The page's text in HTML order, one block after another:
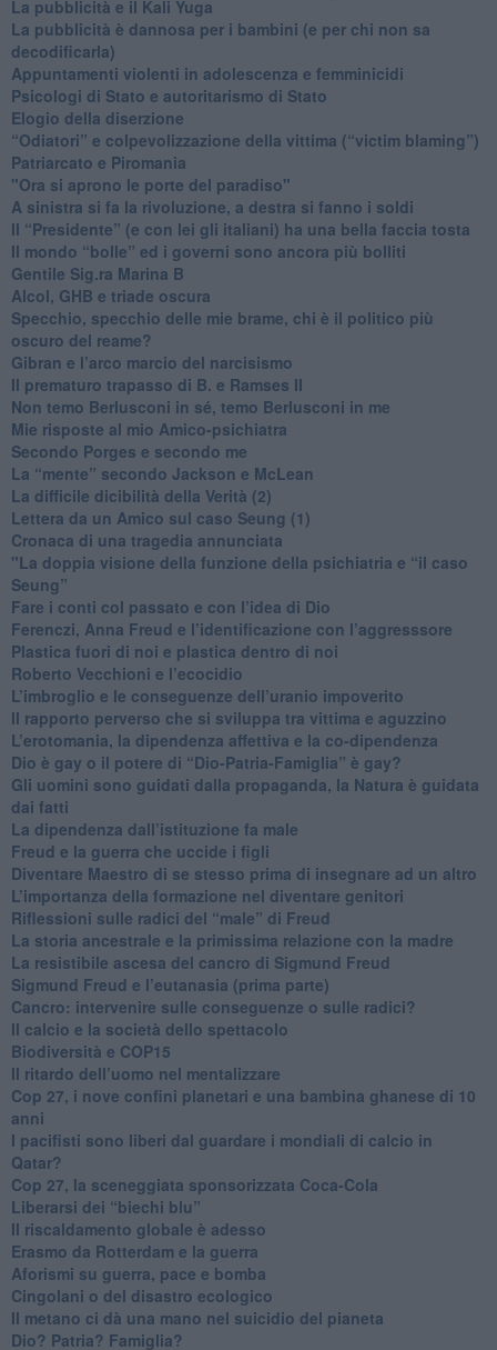
La pubblicità e il Kali Yuga
​La pubblicità è dannosa per i bambini (e per chi non sa
decodificarla)
​Appuntamenti violenti in adolescenza e femminicidi
​Psicologi di Stato e autoritarismo di Stato
Elogio della diserzione
“Odiatori” e colpevolizzazione della vittima (“victim blaming”)
​Patriarcato e Piromania
"Ora si aprono le porte del paradiso"
​A sinistra si fa la rivoluzione, a destra si fanno i soldi
​Il “Presidente” (e con lei gli italiani) ha una bella faccia tosta
​Il mondo “bolle” ed i governi sono ancora più bolliti
​Gentile Sig.ra Marina B
​Alcol, GHB e triade oscura
​Specchio, specchio delle mie brame, chi è il politico più
oscuro del reame?
​Gibran e l’arco marcio del narcisismo
​Il prematuro trapasso di B. e Ramses II
​Non temo Berlusconi in sé, temo Berlusconi in me
​Mie risposte al mio Amico-psichiatra
​Secondo Porges e secondo me
​La “mente” secondo Jackson e McLean
La difficile dicibilità della Verità (2)
​Lettera da un Amico sul caso Seung (1)
​Cronaca di una tragedia annunciata
"​La doppia visione della funzione della psichiatria e “il caso
Seung”
​Fare i conti col passato e con l’idea di Dio
​Ferenczi, Anna Freud e l’identificazione con l’aggresssore
Plastica fuori di noi e plastica dentro di noi
​Roberto Vecchioni e l’ecocidio
​L’imbroglio e le conseguenze dell’uranio impoverito
​Il rapporto perverso che si sviluppa tra vittima e aguzzino
L’erotomania, la dipendenza affettiva e la co-dipendenza
​Dio è gay o il potere di “Dio-Patria-Famiglia” è gay?
​Gli uomini sono guidati dalla propaganda, la Natura è guidata
dai fatti
La dipendenza dall’istituzione fa male
​Freud e la guerra che uccide i figli
​Diventare Maestro di se stesso prima di insegnare ad un altro
L’importanza della formazione nel diventare genitori
Riflessioni sulle radici del “male” di Freud
​La storia ancestrale e la primissima relazione con la madre
​La resistibile ascesa del cancro di Sigmund Freud
Sigmund Freud e l’eutanasia (prima parte)
Cancro: intervenire sulle conseguenze o sulle radici?
​Il calcio e la società dello spettacolo
Biodiversità e COP15
​Il ritardo dell’uomo nel mentalizzare
​Cop 27, i nove confini planetari e una bambina ghanese di 10
anni
​I pacifisti sono liberi dal guardare i mondiali di calcio in
Qatar?
​Cop 27, la sceneggiata sponsorizzata Coca-Cola
​Liberarsi dei “biechi blu”
Il riscaldamento globale è adesso
​Erasmo da Rotterdam e la guerra
​Aforismi su guerra, pace e bomba
Cingolani o del disastro ecologico
​Il metano ci dà una mano nel suicidio del pianeta
​Dio? Patria? Famiglia?